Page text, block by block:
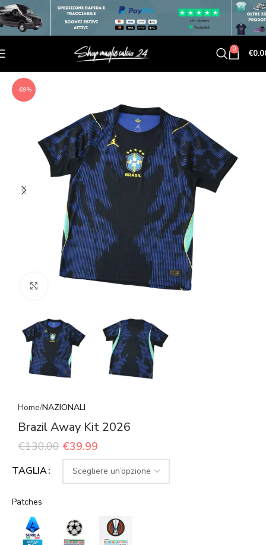
0 €
-69%
Home NAZIONALI
Brazil Away Kit 2026
€130.00 €39.99
TAGLIA
Patches